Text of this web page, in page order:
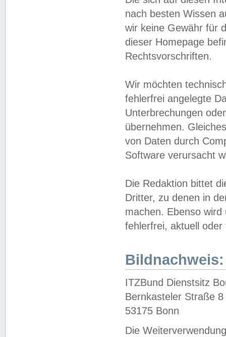
nach besten Wissen
wir keine Gewähr für
dieser Homepage
Rechtsvorschriften.
Wir möchten
fehlerfrei angelegte
Unterbrechungen
übernehmen.
von Daten durch
Software verursacht
Die Redaktion bittet
Dritter, zu denen in
machen. Ebenso
fehlerfrei, aktuell oder
Bildnachweis:
ITZBund Dienstsitz
Bernkasteler Straße 8
53175 Bonn
Die